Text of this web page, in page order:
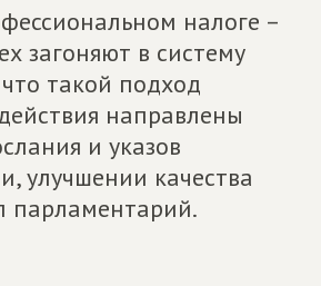
налоге –
загоняют в систему
такой подход
направлены
и указов
улучшении качества
парламентарий.